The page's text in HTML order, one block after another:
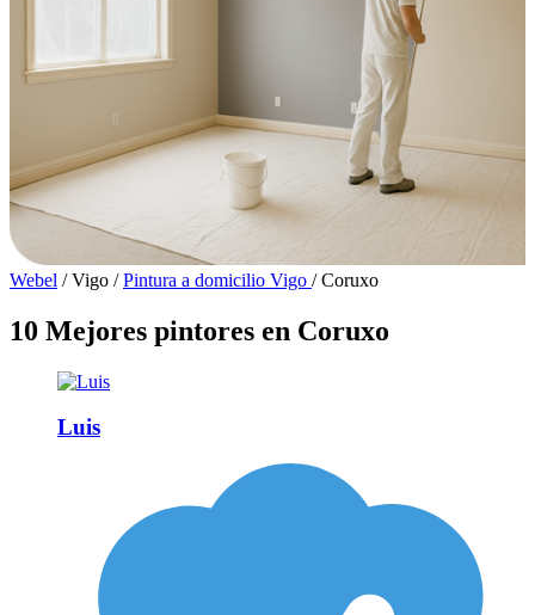
Webel / Vigo / Pintura a domicilio Vigo / Coruxo
10 Mejores pintores en Coruxo
Luis